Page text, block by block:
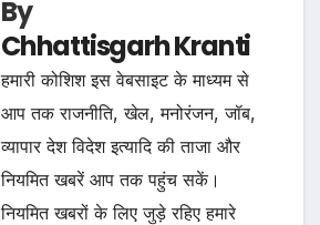
By
Chhattisgarh Kranti
हमारी कोशिश इस वेबसाइट के माध्यम से
आप तक राजनीति, खेल, मनोरंजन, जॉब,
व्यापार देश विदेश इत्यादि की ताजा और
नियमित खबरें आप तक पहुंच सकें।
नियमित खबरों के लिए जुड़े रहिए हमारे